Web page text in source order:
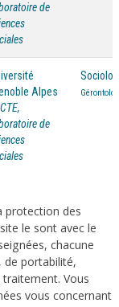
de
Alpes
de
protection des
le sont avec le
chacune
de portabilité,
Vous
vous concernant